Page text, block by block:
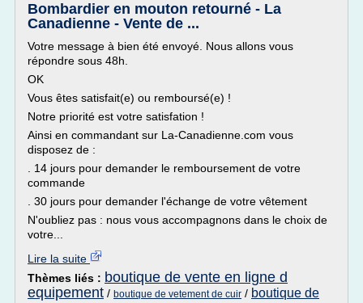
Bombardier en mouton retourné - La
Canadienne - Vente de ...
Votre message à bien été envoyé. Nous allons vous
répondre sous 48h.
OK
Vous êtes satisfait(e) ou remboursé(e) !
Notre priorité est votre satisfation !
Ainsi en commandant sur La-Canadienne.com vous
disposez de :
. 14 jours pour demander le remboursement de votre
commande
. 30 jours pour demander l'échange de votre vêtement
N'oubliez pas : nous vous accompagnons dans le choix de
votre...
Lire la suite
Thèmes liés : boutique de vente en ligne d
equipement / boutique de vetement de cuir / boutique de